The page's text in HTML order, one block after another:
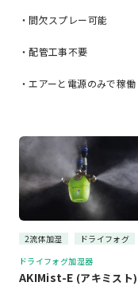
・間欠スプレー可能
・配管工事不要
・エアーと電源のみで稼働
2流体加湿
ドライフォグ
ドライフォグ加湿器
AKIMist-E (アキミスト)